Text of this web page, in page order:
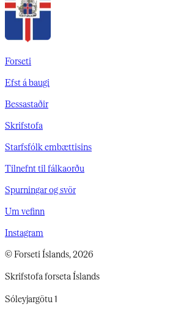
Forseti
Efst á baugi
Bessastaðir
Skrifstofa
Starfsfólk embættisins
Tilnefnt til fálkaorðu
Spurningar og svör
Um vefinn
Instagram
© Forseti Íslands, 2026
Skrifstofa forseta Íslands
Sóleyjargötu 1